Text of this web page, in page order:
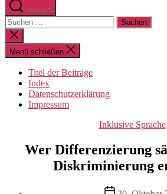
Suchen
Suchen
nach:
Suche
schließen
Menü schließen
Titel der Beiträge
Index
Datenschutzerklärung
Impressum
Inklusive Sprache
Wer Differenzierung
Diskriminierung